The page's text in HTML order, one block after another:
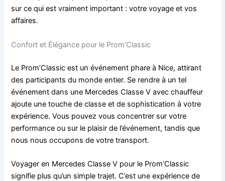
sur ce qui est vraiment important : votre voyage et vos
affaires.
Confort et Élégance pour le Prom’Classic
Le Prom’Classic est un événement phare à Nice, attirant
des participants du monde entier. Se rendre à un tel
événement dans une Mercedes Classe V avec chauffeur
ajoute une touche de classe et de sophistication à votre
expérience. Vous pouvez vous concentrer sur votre
performance ou sur le plaisir de l’événement, tandis que
nous nous occupons de votre transport.
Voyager en Mercedes Classe V pour le Prom’Classic
signifie plus qu’un simple trajet. C’est une expérience de